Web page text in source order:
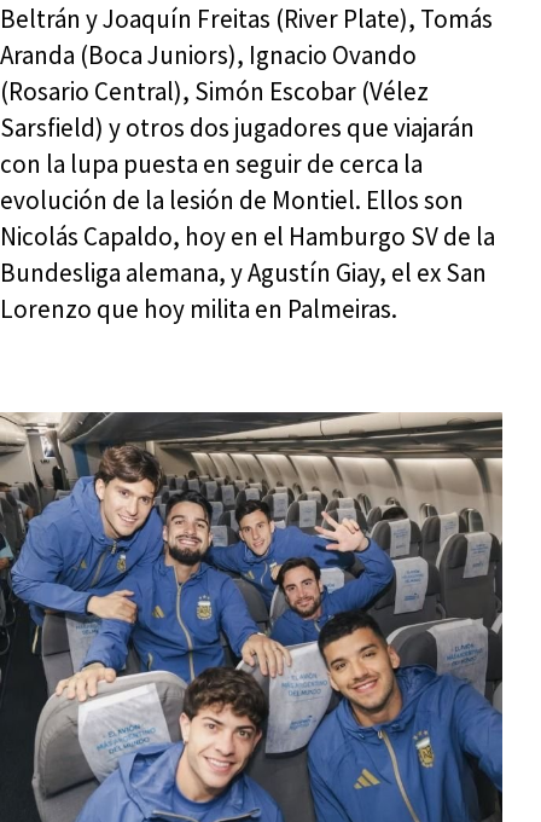
Beltrán y Joaquín Freitas (River Plate), Tomás
Aranda (Boca Juniors), Ignacio Ovando
(Rosario Central), Simón Escobar (Vélez
Sarsfield) y otros dos jugadores que viajarán
con la lupa puesta en seguir de cerca la
evolución de la lesión de Montiel. Ellos son
Nicolás Capaldo, hoy en el Hamburgo SV de la
Bundesliga alemana, y Agustín Giay, el ex San
Lorenzo que hoy milita en Palmeiras.